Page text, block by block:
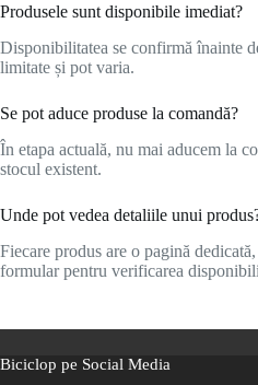
Produsele sunt disponibile imediat?
Disponibilitatea se confirmă înainte
limitate și pot varia.
Se pot aduce produse la comandă?
În etapa actuală, nu mai aducem la
stocul existent.
Unde pot vedea detaliile unui
Fiecare produs are o pagină
formular pentru verificarea
Biciclop pe Social Media